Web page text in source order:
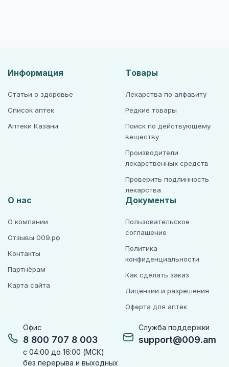
Офис
8 800 707 8 003
с 04:00 до 16:00 (МСК)
без перерыва и выходных
Служба поддержки
support@009.am
Информация
Статьи о здоровье
Список аптек
Аптеки Казани
Товары
Лекарства по алфавиту
Редкие товары
Поиск по действующему
веществу
Производители
лекарственных средств
Проверить подлинность
лекарства
О нас
О компании
Отзывы 009.рф
Контакты
Партнёрам
Карта сайта
Документы
Пользовательское
соглашение
Политика
конфиденциальности
Как сделать заказ
Лицензии и разрешения
Оферта для аптек